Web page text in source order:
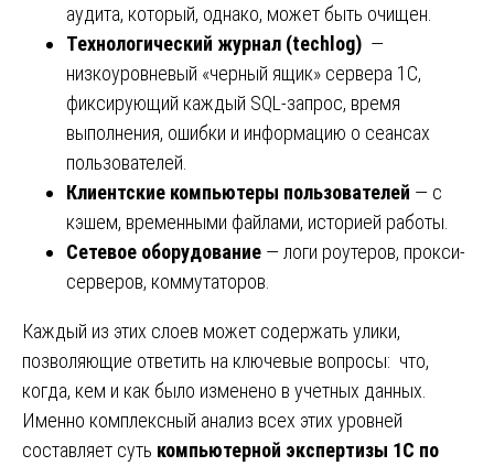
аудита, который, однако, может быть очищен.
Технологический журнал (techlog) —
низкоуровневый «черный ящик» сервера 1С,
фиксирующий каждый SQL-запрос, время
выполнения, ошибки и информацию о сеансах
пользователей.
Клиентские компьютеры пользователей — с
кэшем, временными файлами, историей работы.
Сетевое оборудование — логи роутеров, прокси-
серверов, коммутаторов.
Каждый из этих слоев может содержать улики,
позволяющие ответить на ключевые вопросы: что,
когда, кем и как было изменено в учетных данных.
Именно комплексный анализ всех этих уровней
составляет суть компьютерной экспертизы 1С по